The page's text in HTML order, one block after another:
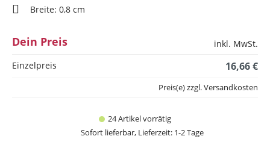
Breite: 0,8 cm
Dein Preis
inkl. MwSt.
Einzelpreis
16,66 €
24 Artikel vorrätig
Sofort lieferbar, Lieferzeit: 1-2 Tage
Preis(e) zzgl. Versandkosten